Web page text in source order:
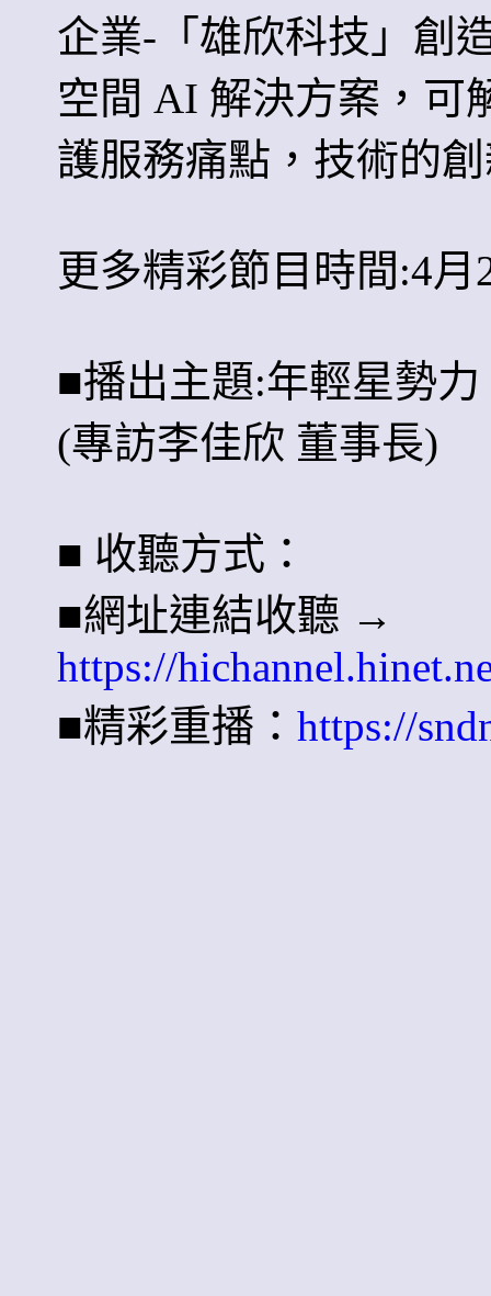
企業-「雄欣科技」創
空間 AI 解決方案，可
護服務痛點，技術的
更多精彩節目時間:4月
■播出主題:年輕星勢
(專訪李佳欣 董事長)
■ 收聽方式：
■網址連結收聽 →
https://
■精彩重播： https://